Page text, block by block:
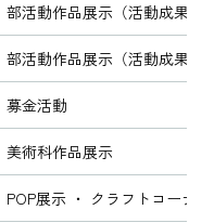
部活動作品展示（活動成果発
部活動作品展示（活動成果発
募金活動
美術科作品展示
POP展示 ・ クラフトコーナー